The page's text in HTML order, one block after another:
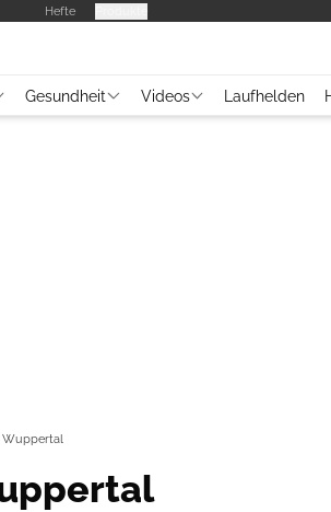
Hefte
Gesundheit Videos Laufhelden
Wuppertal